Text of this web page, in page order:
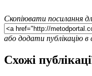
Скопіювати посилання
або додати публікацію в
Схожі